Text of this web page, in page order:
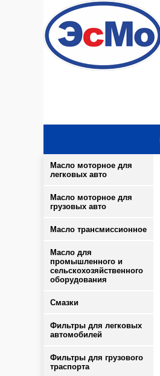
Масло моторное для
легковых авто
Масло моторное для
грузовых авто
Масло трансмиссионное
Масло для
промышленного и
сельскохозяйственного
оборудования
Смазки
Фильтры для легковых
автомобилей
Фильтры для грузового
траспорта